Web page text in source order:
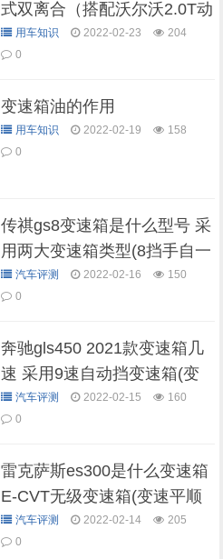
式双离合（搭配沃尔沃2.0T动
力）用车知识 2022-02-23
204
0
变速箱油的作用
用车知识 2022-02-19
158
0
传祺gs8变速箱是什么型号 采
用两大变速箱类型(8挡手自一
体和E-CVT)
汽车评测 2022-02-16
150
0
奔驰gls450 2021款变速箱几
速 采用9速自动挡变速箱(变
速快无顿挫感)
汽车评测 2022-02-15
160
0
雷克萨斯es300是什么变速箱
E-CVT无级变速箱(变速平顺
连贯)
汽车评测 2022-02-14
205
0